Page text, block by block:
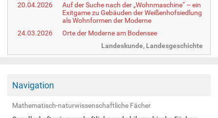
20.04.2026
Auf der Suche nach der „Wohnmaschine“ – ein
Exitgame zu Gebäuden der Weißenhofsiedlung
als Wohnformen der Moderne
24.03.2026
Orte der Moderne am Bodensee
Landeskunde, Landesgeschichte
Navigation
Mathematisch-naturwissenschaftliche Fächer